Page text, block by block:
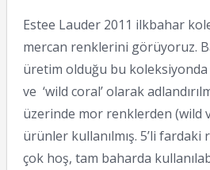
Estee Lauder 2011 ilkbahar
mercan renklerini görüyoruz.
üretim olduğu bu koleksiyonda
ve ‘wild coral’ olarak
üzerinde mor renklerden (wild
ürünler kullanılmış. 5’li
çok hoş, tam baharda